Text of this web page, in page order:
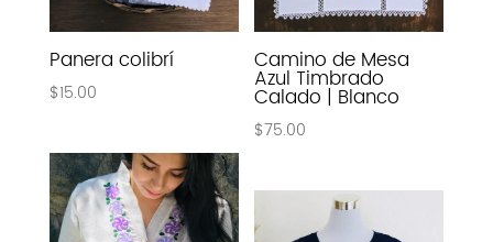
Panera colibrí
$15.00
Camino de Mesa
Azul Timbrado
Calado | Blanco
$75.00